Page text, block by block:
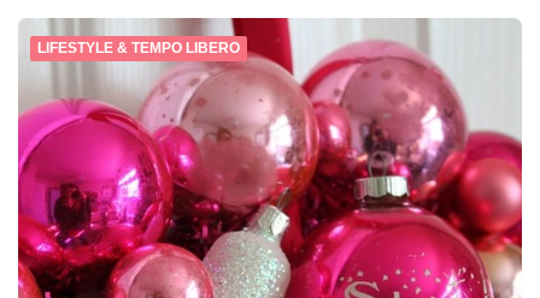
LIFESTYLE & TEMPO LIBERO